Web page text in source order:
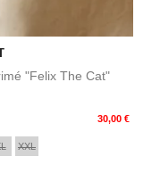
"Felix The Cat"
30,00 €
XXL